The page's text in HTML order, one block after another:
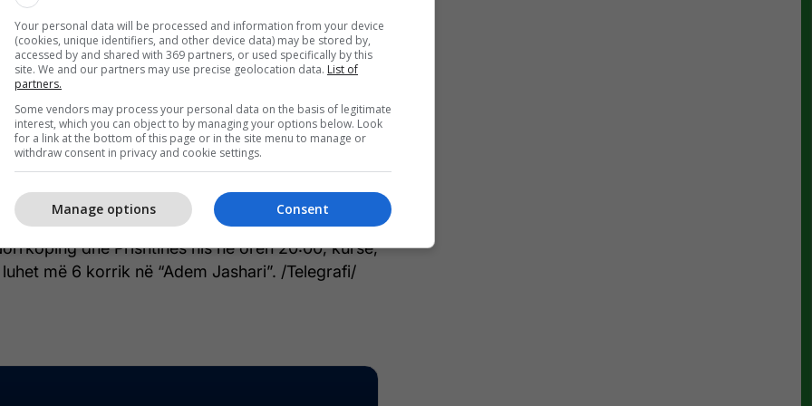
Kemi marrë të gjitha informatat rreth
një kompani që na ka ofruar qasje në
e lojës për të parë përparësitë dhe
kundërshtari, dhe normal përparësia është se ne
kanë luajtur në ato nivele siç është Armend
Curri, Liridon Leci e tjetër, kështu që do të
përvojën e këtyre lojtarëve dhe ta prezantojmë
në Suedie në këto aktivitete në mënyrën më
ka thënë Thaçi.
dhe Prishtinës nis në orën 20:00, kurse,
më 6 korrik në “Adem Jashari”. /Telegrafi/
Your personal data will be processed and information from your device
(cookies, unique identifiers, and other device data) may be stored by,
accessed by and shared with 369 partners, or used specifically by this
site. We and our partners may use precise geolocation data. List of
partners.
Some vendors may process your personal data on the basis of legitimate
interest, which you can object to by managing your options below. Look
for a link at the bottom of this page or in the site menu to manage or
withdraw consent in privacy and cookie settings.
Consent
Manage options